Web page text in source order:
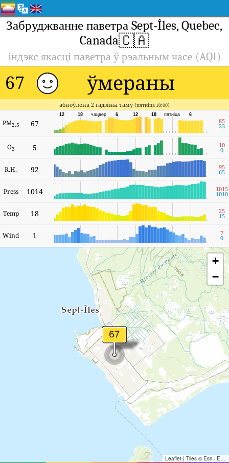
Забруджванне паветра Sept-Îles, Quebec,
Canada🇨🇦
індэкс якасці паветра ў рэальным часе (AQI)
67 ўмераны
абноўлена 2 гадзіны таму (пятніца 10:00)
PM2.5 67
6
пятніца
18
12
6
чацвер
18
12
85
23
O3 5 10
0
R.H. 92 95
65
Press 1014 1015
1010
Temp 18 25
15
Wind 1 7
0
+
−
Leaflet | Tiles © Esri - Esri, DeLorme, NAVTEQ, TomTom, Intermap, iPC, USGS, FAO, NPS, NRCAN, GeoBase, Kadaster NL, Ordnance Survey, Esri Japan, METI, Esri China (Hong Kong), and the GIS User Community